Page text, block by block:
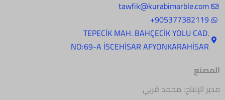
tawfik@kurabimarble.com
905377382119+
.TEPECİK MAH. BAHÇECİK YOLU CAD
NO:69-A İSCEHİSAR AFYONKARAHİSAR
المصنع
مدير الإنتاج: محمد قربي